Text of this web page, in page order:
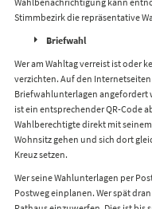
Stimmbezirk die repräsentative
Briefwahl
Wer am Wahltag verreist ist oder
verzichten. Auf den
Briefwahlunterlagen angefordert
ist ein entsprechender QR-Code
Wahlberechtigte direkt mit
Wohnsitz gehen und sich dort
Kreuz setzen.
Wer seine Wahlunterlagen per
Postweg einplanen. Wer spät